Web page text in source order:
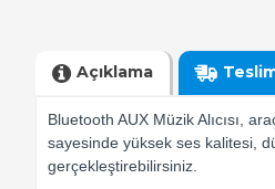
Açıklama
Bluetooth AUX Müzik Alıcısı,
sayesinde yüksek ses kalitesi,
gerçekleştirebilirsiniz.